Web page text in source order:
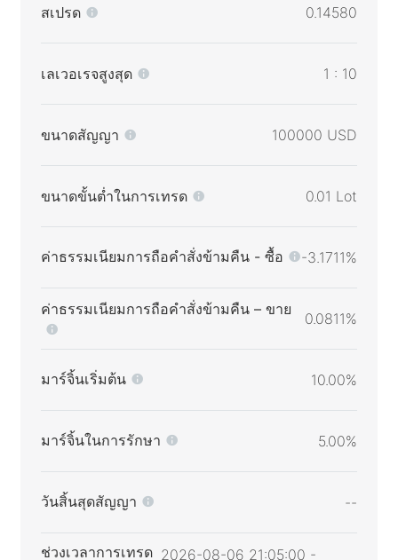
สเปรด 0.14580
เลเวอเรจสูงสุด 1 : 10
ขนาดสัญญา 100000 USD
ขนาดขั้นต่ำในการเทรด 0.01 Lot
ค่าธรรมเนียมการถือคำสั่งข้ามคืน - ซื้อ -3.1711%
ค่าธรรมเนียมการถือคำสั่งข้ามคืน – ขาย
0.0811%
มาร์จิ้นเริ่มต้น 10.00%
มาร์จิ้นในการรักษา 5.00%
วันสิ้นสุดสัญญา --
ช่วงเวลาการเทรด 2026-08-06 21:05:00 -